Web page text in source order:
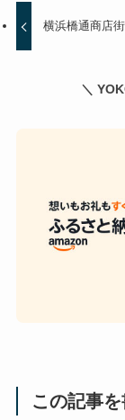
横浜橋通商店
＼
この記事